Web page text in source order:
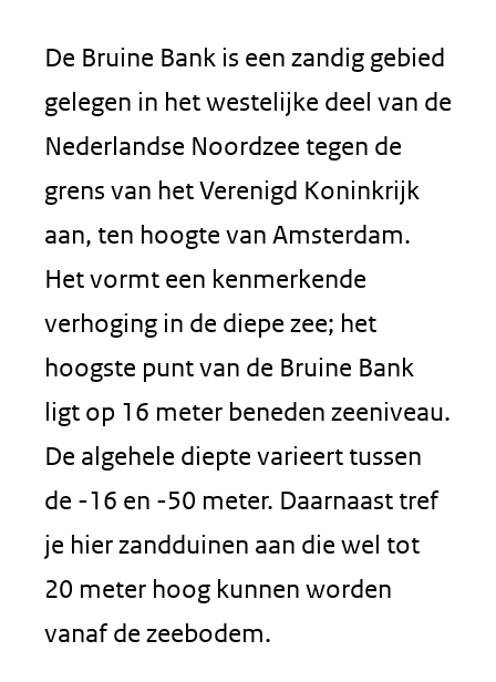
De Bruine Bank is een zandig gebied
gelegen in het westelijke deel van de
Nederlandse Noordzee tegen de
grens van het Verenigd Koninkrijk
aan, ten hoogte van Amsterdam.
Het vormt een kenmerkende
verhoging in de diepe zee; het
hoogste punt van de Bruine Bank
ligt op 16 meter beneden zeeniveau.
De algehele diepte varieert tussen
de -16 en -50 meter. Daarnaast tref
je hier zandduinen aan die wel tot
20 meter hoog kunnen worden
vanaf de zeebodem.